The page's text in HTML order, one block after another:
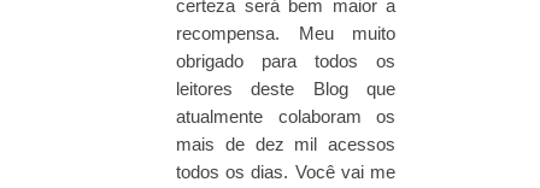
certeza será bem maior a
recompensa. Meu muito
obrigado para todos os
leitores deste Blog que
atualmente colaboram os
mais de dez mil acessos
todos os dias. Você vai me